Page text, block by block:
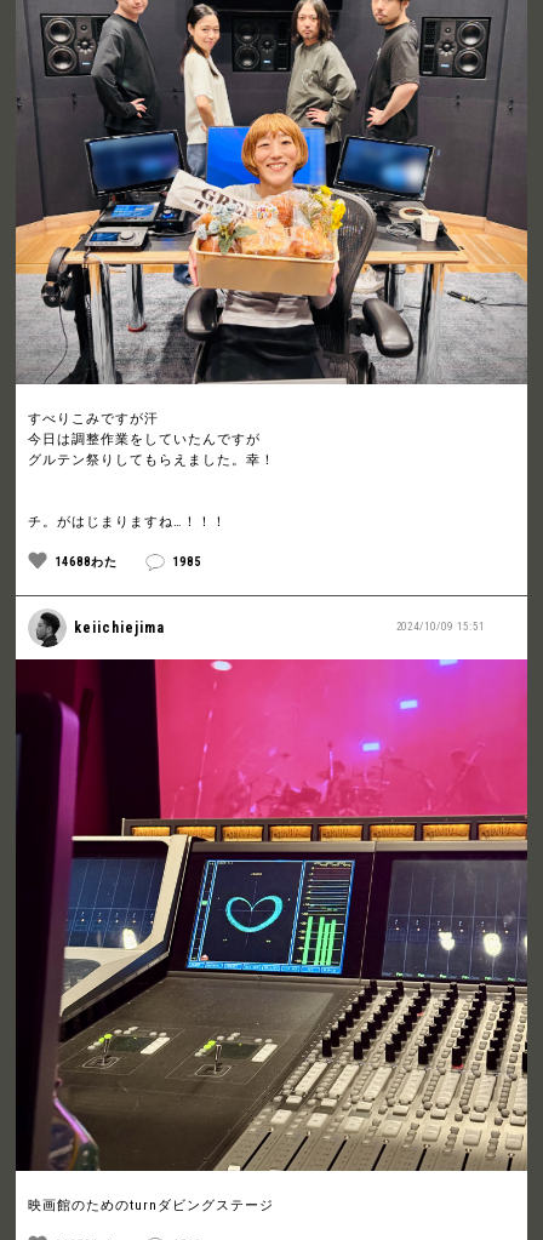
すべりこみですが汗
今日は調整作業をしていたんですが
グルテン祭りしてもらえました。幸！
チ。がはじまりますね…！！！
14688わた 1985
2024/10/09 15:51
keiichiejima
映画館のためのturnダビングステージ